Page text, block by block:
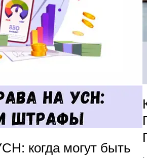
когда могут быть